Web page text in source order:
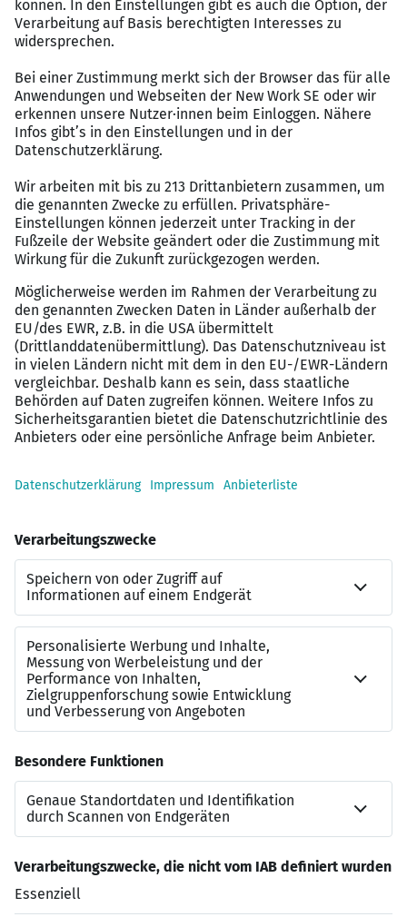
Die Schule bietet Ihnen
eine unbefristete Festanstellung in Vollzeit,
eine Ihrer Position angemessene attraktive
Vergütung zzgl. betrieblicher Altersvorsorge,
Deutschlandticket, kostenfreiem Mittagessen
und, bei Verfügbarkeit und Bedarf, ermäßigter
Plätze für eigene Kinder,
ein vielseitiges Aufgabengebiet mit großer
Gestaltungsfreiheit,
eine angesehene, etablierte Schule mit
familiärem Charakter und guter Ausstattung,
ein einzigartiges humanistisches Konzept, das auf
individuelle und ganzheitliche Förderung setzt
und zugleich leistungsbezogen ist,
Unterstützung und Entlastung durch eine
bei
Patrizio Lanzillotta
Recruiter bei LehrCare
0171 441 64 07
https://www.lehrcare.de/job/gesamtschulleiter-m-w-d-
5407/